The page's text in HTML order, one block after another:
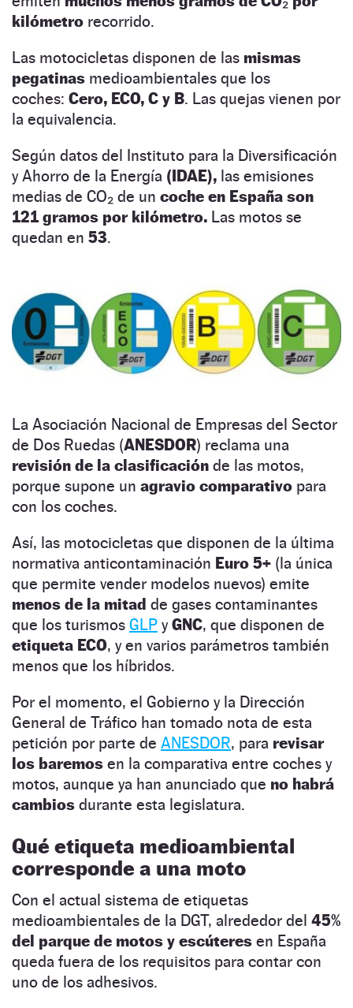
kilómetro recorrido.
Las motocicletas disponen de las mismas
pegatinas medioambientales que los
coches: Cero, ECO, C y B. Las quejas vienen por
la equivalencia.
Según datos del Instituto para la Diversificación
y Ahorro de la Energía (IDAE), las emisiones
medias de CO₂ de un coche en España son
121 gramos por kilómetro. Las motos se
quedan en 53.
La Asociación Nacional de Empresas del Sector
de Dos Ruedas (ANESDOR) reclama una
revisión de la clasificación de las motos,
porque supone un agravio comparativo para
con los coches.
Así, las motocicletas que disponen de la última
normativa anticontaminación Euro 5+ (la única
que permite vender modelos nuevos) emite
menos de la mitad de gases contaminantes
que los turismos GLP yGNC, que disponen de
etiqueta ECO, y en varios parámetros también
menos que los híbridos.
Por el momento, el Gobierno y la Dirección
General de Tráfico han tomado nota de esta
petición por parte de ANESDOR, para revisar
los baremos en la comparativa entre coches y
motos, aunque ya han anunciado que no habrá
cambios durante esta legislatura.
Qué etiqueta medioambiental
corresponde a una moto
Con el actual sistema de etiquetas
medioambientales de la DGT, alrededor del 45%
del parque de motos y escúteres en España
queda fuera de los requisitos para contar con
uno de los adhesivos.